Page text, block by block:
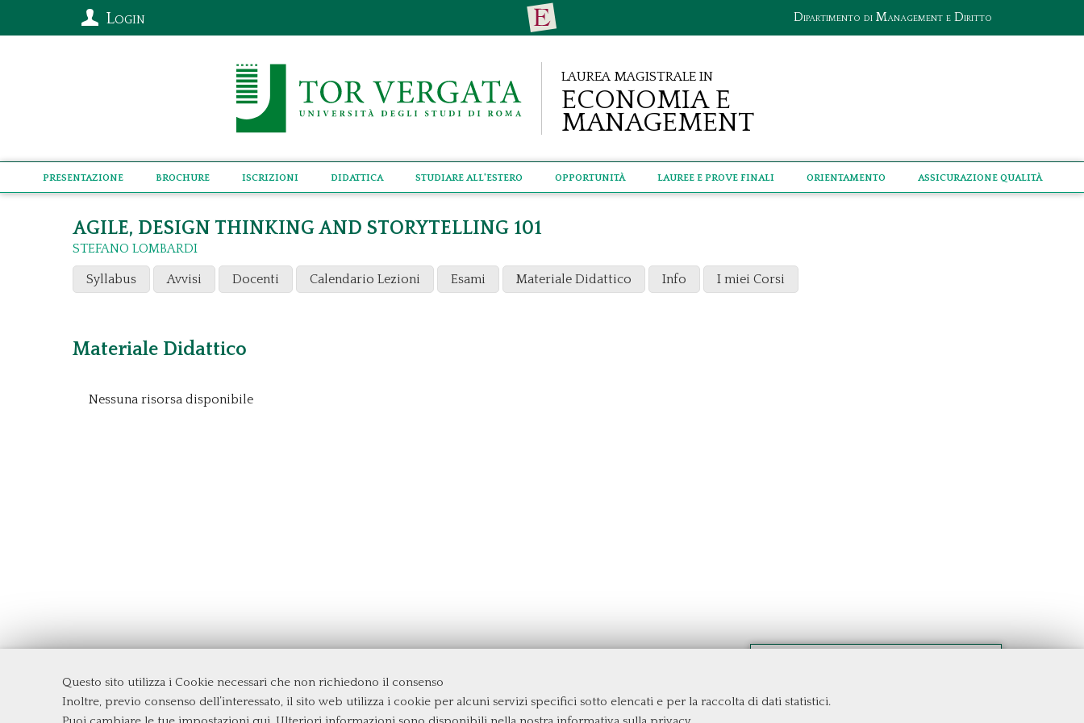
Questo sito utilizza i Cookie necessari che non richiedono il consenso
Inoltre, previo consenso dell’interessato, il sito web utilizza i cookie per alcuni servizi specifici sotto elencati e per la raccolta di dati statistici.
Dipartimento di Management e Diritto
Login
Laurea Magistrale in
Economia e
Management
Presentazione Brochure Iscrizioni Didattica Studiare all'estero Opportunità Lauree e Prove Finali Orientamento Assicurazione qualità
AGILE, DESIGN THINKING AND STORYTELLING 101
STEFANO LOMBARDI
Syllabus Avvisi Docenti Calendario Lezioni Esami Materiale Didattico Info I miei Corsi
Materiale Didattico
Nessuna risorsa disponibile
Dipartimento di Management e Diritto
Università degli Studi di RomaTor Vergata